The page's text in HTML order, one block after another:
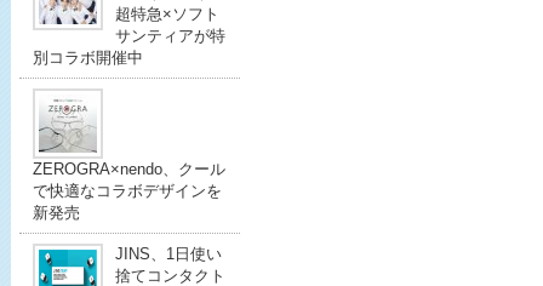
超特急×ソフト
サンティアが特
別コラボ開催中
ZEROGRA×nendo、クール
で快適なコラボデザインを
新発売
JINS、1日使い
捨てコンタクト